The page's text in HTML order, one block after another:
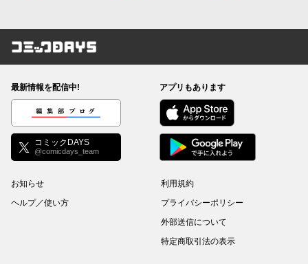
コミックDAYS
最新情報を配信中!
編集部ブログ
コミックDAYS
@comicdays_team
アプリもあります
お知らせ
ヘルプ／使い方
利用規約
プライバシーポリシー
外部送信について
特定商取引法の表示